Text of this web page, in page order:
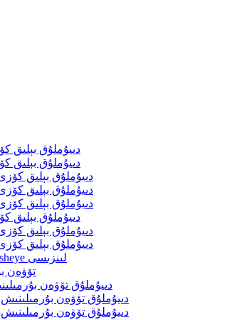
1/4 دىيۇملۇق بېلىق
1/3 دىيۇملۇق بېلىق
1/2.7 دىيۇملۇق بېلىق
1/2.5 دىيۇملۇق بېلىق
1/2.3 دىيۇملۇق بېلىق
1/2 دىيۇملۇق بېلىق
1/1.8 دىيۇملۇق بېلىق
1/1.7 دىيۇملۇق بېلىق
C/CS Mount Fisheye لىنزىسى
تۆۋەن
1/4 دىيۇملۇق تۆۋەن
1/2.7 دىيۇملۇق تۆۋەن
1/2.3 دىيۇملۇق تۆۋەن